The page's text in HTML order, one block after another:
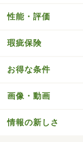
性能・評価
瑕疵保険
お得な条件
画像・動画
情報の新しさ